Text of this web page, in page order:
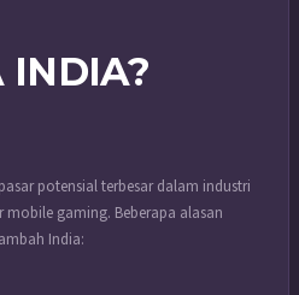
INDIA?
potensial terbesar dalam industri
gaming. Beberapa alasan
India: